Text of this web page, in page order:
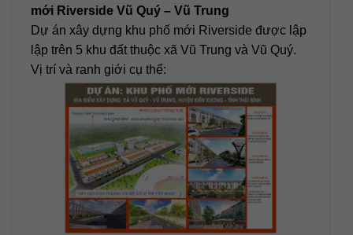
mới Riverside Vũ Quý – Vũ Trung
Dự án xây dựng khu phố mới Riverside được lập
lập trên 5 khu đất thuộc xã Vũ Trung và Vũ Quý.
Vị trí và ranh giới cụ thể: